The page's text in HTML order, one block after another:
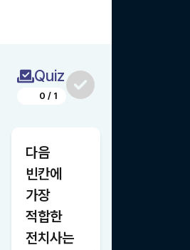
Quiz
0 / 1
다음
빈칸에
가장
적합한
전치사는